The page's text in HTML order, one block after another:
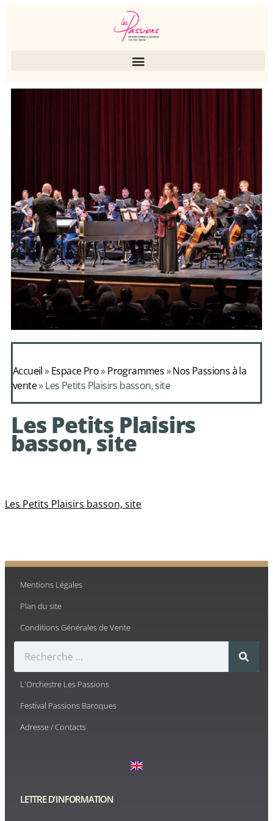
Alcimadure de
Mondonville
avec le choeur de
chambre Les Eléments
Accueil»Espace Pro»Programmes»Nos Passions à la
vente»Les Petits Plaisirs basson, site
Les Petits Plaisirs
basson, site
Les Petits Plaisirs basson, site
Mentions Légales
Plan du site
Conditions Générales de Vente
L'Orchestre Les Passions
Festival Passions Baroques
Adresse / Contacts
LETTRE D'INFORMATION